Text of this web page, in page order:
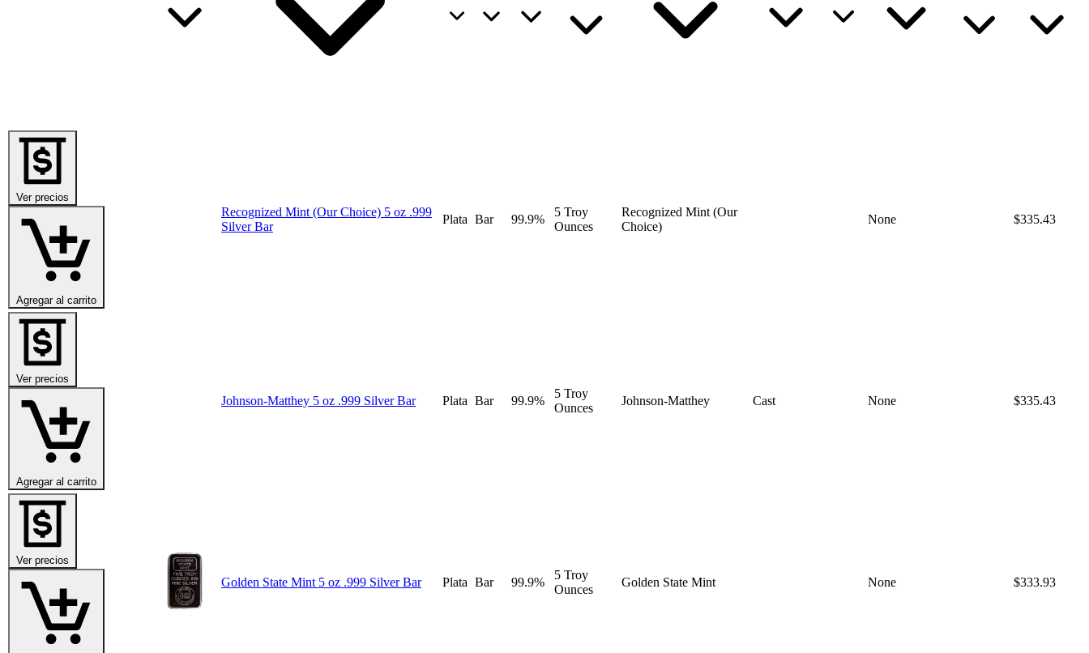
Ver precios
Agregar al carrito
Recognized Mint (Our Choice) 5 oz .999
Silver Bar
Plata Bar 99.9%
5 Troy
Ounces
Recognized Mint (Our
Choice)
None $335.43
Ver precios
Agregar al carrito
Johnson-Matthey 5 oz .999 Silver Bar Plata Bar 99.9%
5 Troy
Ounces
Johnson-Matthey Cast None $335.43
Ver precios
Golden State Mint 5 oz .999 Silver Bar Plata Bar 99.9%
5 Troy
Ounces
Golden State Mint None $333.93